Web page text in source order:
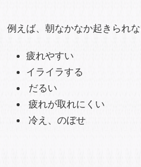
例えば、朝なかなか起きられ
疲れやすい
イライラする
だるい
疲れが取れにくい
冷え、のぼせ